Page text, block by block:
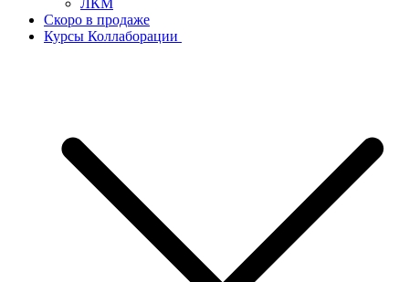
Скоро в продаже
Курсы Коллаборации